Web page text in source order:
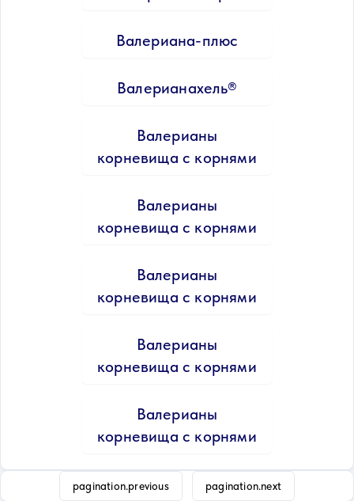
Валериана-плюс
Валерианахель®
Валерианы
корневища с корнями
Валерианы
корневища с корнями
Валерианы
корневища с корнями
Валерианы
корневища с корнями
Валерианы
корневища с корнями
pagination.previous pagination.next